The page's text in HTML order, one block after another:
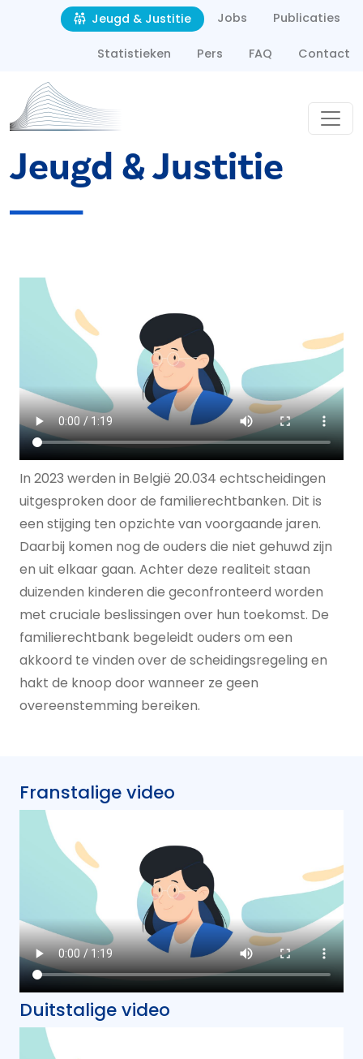
Overslaan en naar de inhoud gaan
Second navigation
Jeugd & Justitie Jobs Publicaties
Statistieken Pers FAQ Contact
Jeugd & Justitie
In 2023 werden in België 20.034 echtscheidingen
uitgesproken door de familierechtbanken. Dit is
een stijging ten opzichte van voorgaande jaren.
Daarbij komen nog de ouders die niet gehuwd zijn
en uit elkaar gaan. Achter deze realiteit staan
duizenden kinderen die geconfronteerd worden
met cruciale beslissingen over hun toekomst. De
familierechtbank begeleidt ouders om een
akkoord te vinden over de scheidingsregeling en
hakt de knoop door wanneer ze geen
overeenstemming bereiken.
Franstalige video
Duitstalige video